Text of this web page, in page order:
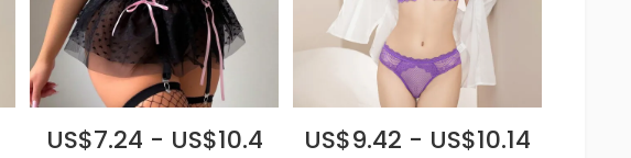
US$7.24 - US$10.4 US$9.42 - US$10.14